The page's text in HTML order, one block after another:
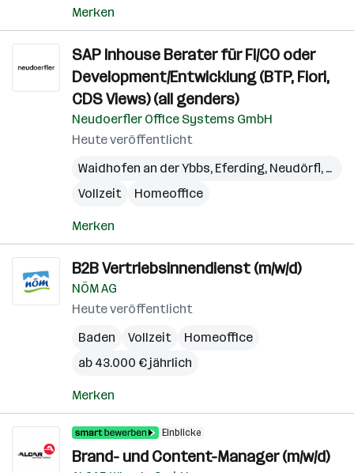
Merken
SAP Inhouse Berater für FI/CO oder
Development/Entwicklung (BTP, Fiori,
CDS Views) (all genders)
Neudoerfler Office Systems GmbH
Heute veröffentlicht
Waidhofen an der Ybbs, Eferding, Neudörfl, Wien
Vollzeit
Homeoffice
Merken
B2B Vertriebsinnendienst (m/w/d)
NÖM AG
Heute veröffentlicht
Baden
Vollzeit
Homeoffice
ab 43.000 € jährlich
Merken
Einblicke
Brand- und Content-Manager (m/w/d)